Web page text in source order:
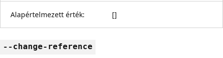
Alapértelmezett érték: []
--change-reference